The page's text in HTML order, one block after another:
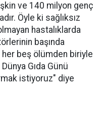
ve 140 milyon genç
Öyle ki sağlıksız
hastalıklarda
başında
beş ölümden biriyle
Gıda Günü
istiyoruz" diye